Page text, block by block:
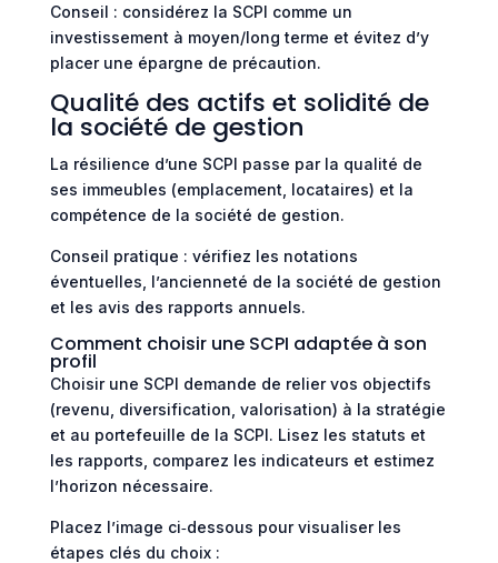
Conseil : considérez la SCPI comme un
investissement à moyen/long terme et évitez d’y
placer une épargne de précaution.
Qualité des actifs et solidité de
la société de gestion
La résilience d’une SCPI passe par la qualité de
ses immeubles (emplacement, locataires) et la
compétence de la société de gestion.
Conseil pratique : vérifiez les notations
éventuelles, l’ancienneté de la société de gestion
et les avis des rapports annuels.
Comment choisir une SCPI adaptée à son
profil
Choisir une SCPI demande de relier vos objectifs
(revenu, diversification, valorisation) à la stratégie
et au portefeuille de la SCPI. Lisez les statuts et
les rapports, comparez les indicateurs et estimez
l’horizon nécessaire.
Placez l’image ci‑dessous pour visualiser les
étapes clés du choix :